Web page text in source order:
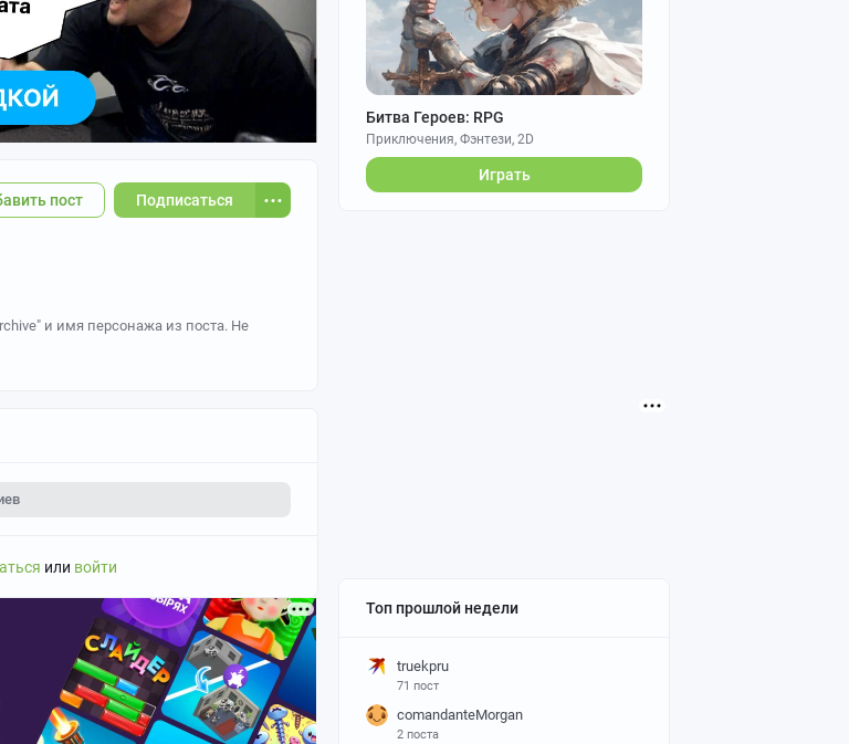
Битва Героев: RPG
Приключения, Фэнтези, 2D
Играть
Топ прошлой недели
truekpru
71 пост
comandanteMorgan
2 поста
Подписаться
пост
и имя персонажа из поста. Не
или войти